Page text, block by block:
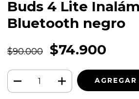
Buds 4 Lite
Bluetooth negro
$90.000 $74.900